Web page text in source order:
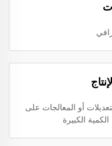
أو المعالجات على
الكمية الكبيرة